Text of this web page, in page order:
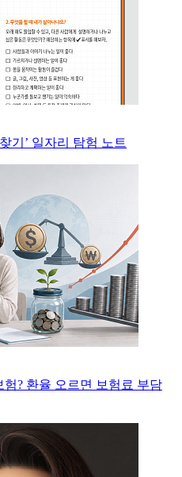
기’ 일자리 탐험 노트
? 환율 오르면 보험료 부담